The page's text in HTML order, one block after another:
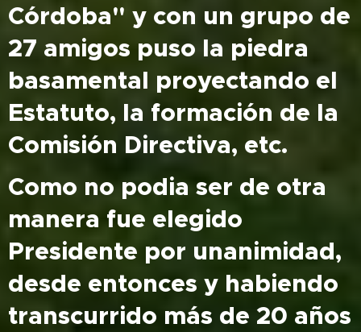
Córdoba" y con un grupo de
27 amigos puso la piedra
basamental proyectando el
Estatuto, la formación de la
Comisión Directiva, etc.
Como no podia ser de otra
manera fue elegido
Presidente por unanimidad,
desde entonces y habiendo
transcurrido más de 20 años